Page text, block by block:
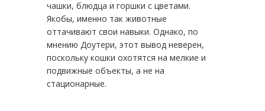
чашки, блюдца и горшки с цветами.
Якобы, именно так животные
оттачивают свои навыки. Однако, по
мнению Доутери, этот вывод неверен,
поскольку кошки охотятся на мелкие и
подвижные объекты, а не на
стационарные.